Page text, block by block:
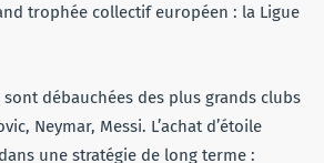
trophée collectif européen : la Ligue
débauchées des plus grands clubs
Neymar, Messi. L’achat d’étoile
une stratégie de long terme :